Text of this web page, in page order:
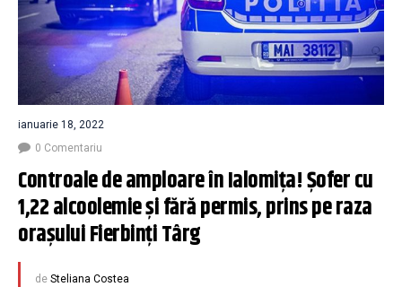
ianuarie 18, 2022
0 Comentariu
Controale de amploare în Ialomița! Şofer cu
1,22 alcoolemie şi fără permis, prins pe raza
oraşului Fierbinţi Târg
de Steliana Costea